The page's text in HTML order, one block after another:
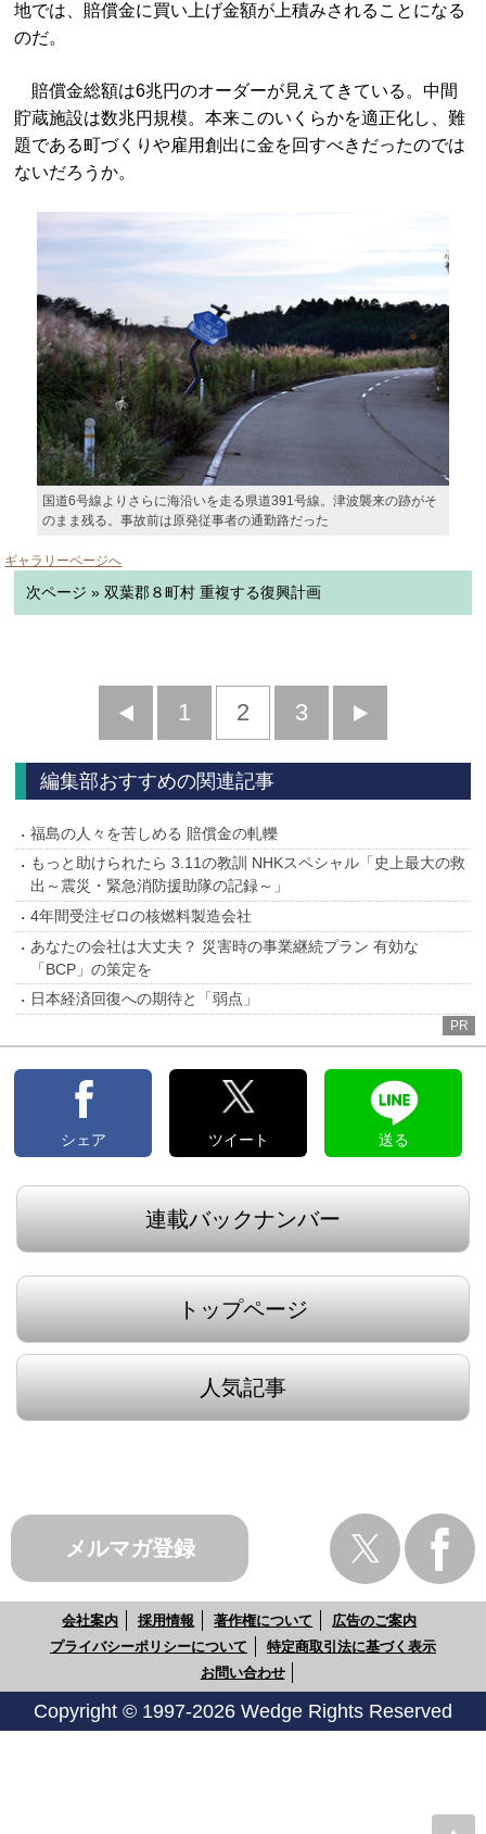
地では、賠償金に買い上げ金額が上積みされることになる
のだ。
賠償金総額は6兆円のオーダーが見えてきている。中間
貯蔵施設は数兆円規模。本来このいくらかを適正化し、難
題である町づくりや雇用創出に金を回すべきだったのでは
ないだろうか。
国道6号線よりさらに海沿いを走る県道391号線。津波襲来の跡がそ
のまま残る。事故前は原発従事者の通勤路だった
ギャラリーページへ
次ページ » 双葉郡８町村 重複する復興計画
前
へ
1 2 3
へ
編集部おすすめの関連記事
福島の人々を苦しめる 賠償金の軋轢
もっと助けられたら 3.11の教訓 NHKスペシャル「史上最大の救
出～震災・緊急消防援助隊の記録～」
4年間受注ゼロの核燃料製造会社
あなたの会社は大丈夫？ 災害時の事業継続プラン 有効な
「BCP」の策定を
日本経済回復への期待と「弱点」
PR
シェア ツイート 送る
連載バックナンバー
トップページ
人気記事
メルマガ登録
会社案内 採用情報 著作権について
広告のご案内
プライバシーポリシーについて
特定商取引法に基づく表示
お問い合わせ
Copyright © 1997-2026 Wedge Rights Reserved